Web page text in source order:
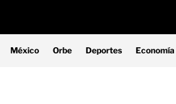
México Orbe Deportes Economía